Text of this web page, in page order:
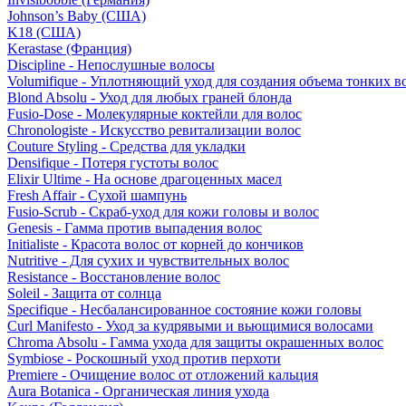
Johnson’s Baby (США)
K18 (США)
Kerastase (Франция)
Discipline - Непослушные волосы
Volumifique - Уплотняющий уход для создания объема тонких
Blond Absolu - Уход для любых граней блонда
Fusio-Dose - Молекулярные коктейли для волос
Chronologiste - Искусство ревитализации волос
Couture Styling - Средства для укладки
Densifique - Потеря густоты волос
Elixir Ultime - На основе драгоценных масел
Fresh Affair - Сухой шампунь
Fusio-Scrub - Скраб-уход для кожи головы и волос
Genesis - Гамма против выпадения волос
Initialiste - Красота волос от корней до кончиков
Nutritive - Для сухих и чувствительных волос
Resistance - Восстановление волос
Soleil - Защита от солнца
Specifique - Несбалансированное состояние кожи головы
Curl Manifesto - Уход за кудрявыми и вьющимися волосами
Chroma Absolu - Гамма ухода для защиты окрашенных волос
Symbiose - Роскошный уход против перхоти
Premiere - Очищение волос от отложений кальция
Aura Botanica - Органическая линия ухода